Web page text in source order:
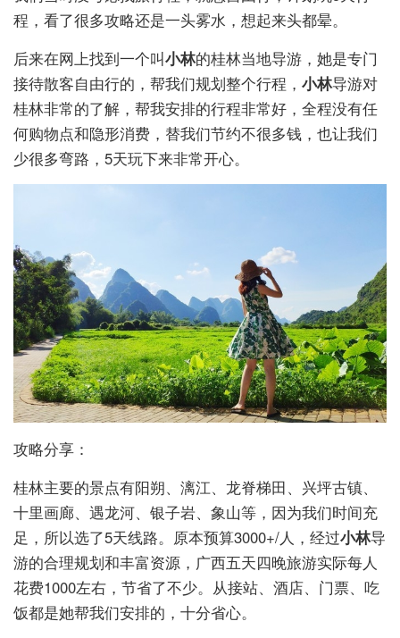
程，看了很多攻略还是一头雾水，想起来头都晕。
后来在网上找到一个叫小林的桂林当地导游，她是专门
接待散客自由行的，帮我们规划整个行程， 小林导游对
桂林非常的了解，帮我安排的行程非常好，全程没有任
何购物点和隐形消费，替我们节约不很多钱，也让我们
少很多弯路，5天玩下来非常开心。
攻略分享：
桂林主要的景点有阳朔、漓江、龙脊梯田、兴坪古镇、
十里画廊、遇龙河、银子岩、象山等，因为我们时间充
足，所以选了5天线路。原本预算3000+/人，经过小林导
游的合理规划和丰富资源，广西五天四晚旅游实际每人
花费1000左右，节省了不少。从接站、酒店、门票、吃
饭都是她帮我们安排的，十分省心。